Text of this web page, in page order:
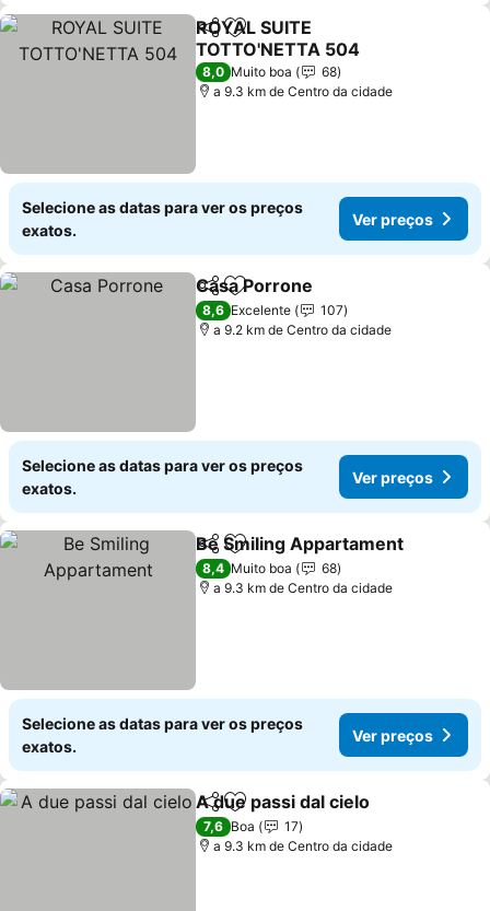
PartilharAdicionar aos favoritos
ROYAL SUITE
TOTTO'NETTA 504
Ver preços
8,0 Muito boa
68
a 9.3 km de Centro da cidade
Selecione as datas para ver os preços
exatos.
Ver preços
PartilharAdicionar aos favoritos
Casa Porrone
8,6 Excelente
107
a 9.2 km de Centro da cidade
Selecione as datas para ver os preços
exatos.
Ver preços
PartilharAdicionar aos favoritos
Be Smiling Appartament
8,4 Muito boa
68
a 9.3 km de Centro da cidade
Selecione as datas para ver os preços
exatos.
Ver preços
PartilharAdicionar aos favoritos
A due passi dal cielo
7,6 Boa
17
a 9.3 km de Centro da cidade